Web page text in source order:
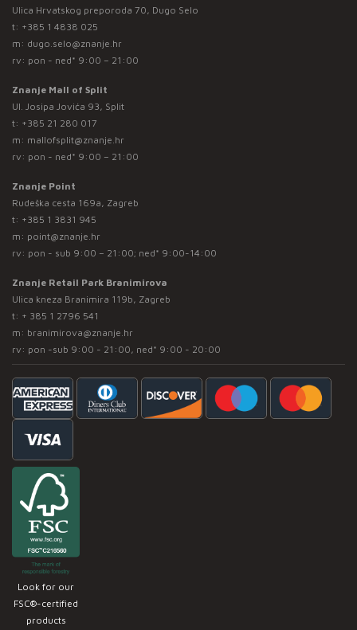
Ulica Hrvatskog preporoda 70, Dugo Selo
t: +385 1 4838 025
m: dugo.selo@znanje.hr
rv: pon - ned* 9:00 – 21:00
Znanje Mall of Split
Ul. Josipa Jovića 93, Split
t: +385 21 280 017
m: mallofsplit@znanje.hr
rv: pon - ned* 9:00 – 21:00
Znanje Point
Rudeška cesta 169a, Zagreb
t: +385 1 3831 945
m: point@znanje.hr
rv: pon - sub 9:00 – 21:00; ned* 9:00-14:00
Znanje Retail Park Branimirova
Ulica kneza Branimira 119b, Zagreb
t: + 385 1 2796 541
m: branimirova@znanje.hr
rv: pon -sub 9:00 - 21:00, ned* 9:00 - 20:00
Look for our
FSC®-certified
products